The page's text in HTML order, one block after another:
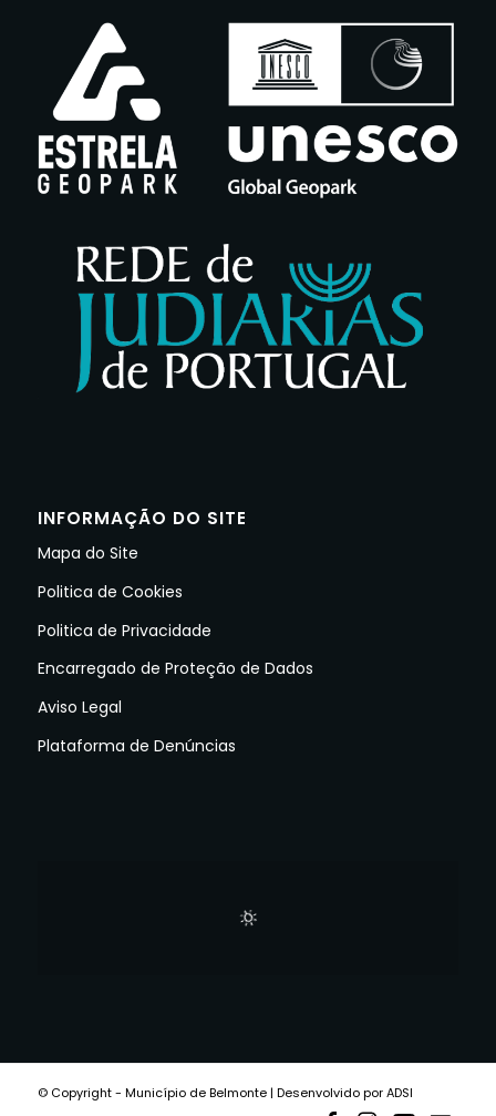
INFORMAÇÃO DO SITE
Mapa do Site
Politica de Cookies
Politica de Privacidade
Encarregado de Proteção de Dados
Aviso Legal
Plataforma de Denúncias
© Copyright - Município de Belmonte | Desenvolvido por ADSI